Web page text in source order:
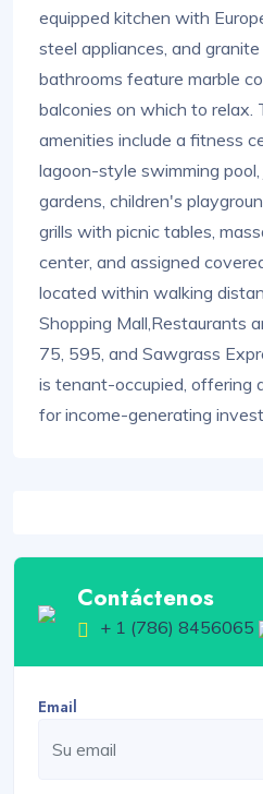
equipped kitchen with
steel appliances, and
bathrooms feature marble
balconies on which to
amenities include a fitness
lagoon-style swimming
gardens, children's
grills with picnic tables,
center, and assigned
located within walking
Shopping Mall,Restaurants
75, 595, and Sawgrass
is tenant-occupied, offering
for income-generating
Contáctenos
+ 1 (786) 8456065
Email